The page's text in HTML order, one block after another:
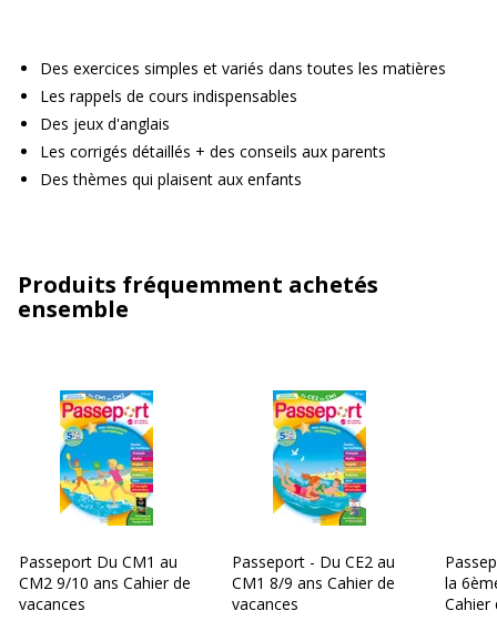
Des exercices simples et variés dans toutes les matières
Les rappels de cours indispensables
Des jeux d'anglais
Les corrigés détaillés + des conseils aux parents
Des thèmes qui plaisent aux enfants
Produits fréquemment achetés
ensemble
Passeport Du CM1 au
CM2 9/10 ans Cahier de
vacances
Passeport - Du CE2 au
CM1 8/9 ans Cahier de
vacances
la
Cahier